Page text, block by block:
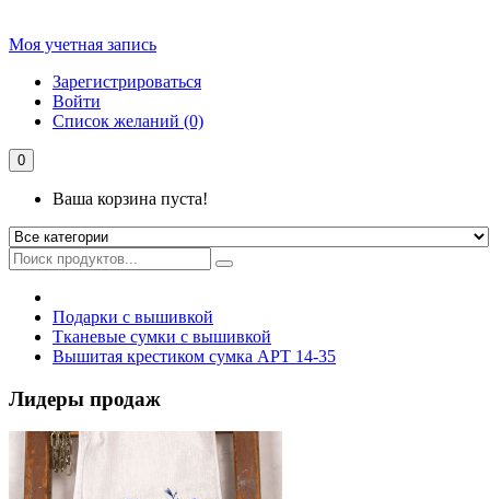
Моя учетная запись
Зарегистрироваться
Войти
Список желаний (0)
0
Ваша корзина пуста!
Подарки с вышивкой
Тканевые сумки с вышивкой
Вышитая крестиком сумка АРТ 14-35
Лидеры продаж